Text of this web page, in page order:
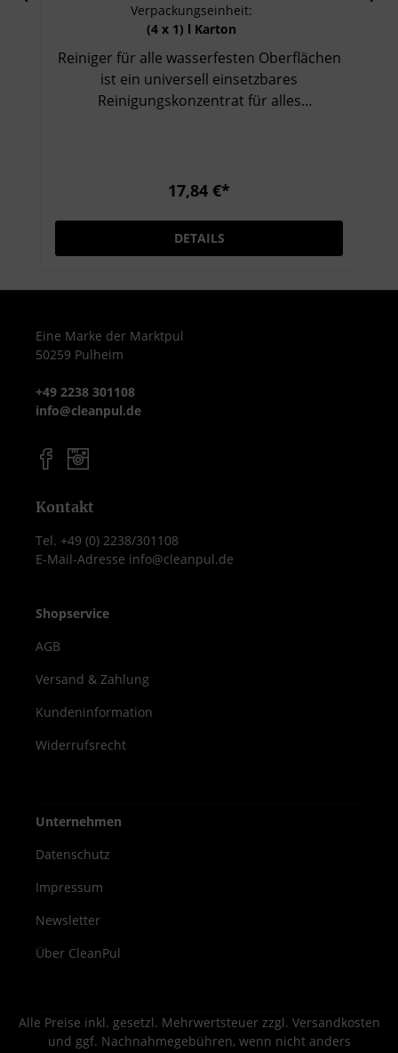
Verpackungseinheit:
(4 x 1) l Karton
Reiniger für alle wasserfesten Oberflächen
ist ein universell einsetzbares
Reinigungskonzentrat für alles
kraftvoll und schonend sorgt für
17,84 €*
DETAILS
Eine Marke der Marktpul
50259 Pulheim
+49 2238 301108
info@cleanpul.de
Kontakt
Tel. +49 (0) 2238/301108
E-Mail-Adresse info@cleanpul.de
Shopservice
AGB
Versand & Zahlung
Kundeninformation
Widerrufsrecht
Unternehmen
Datenschutz
Impressum
Newsletter
Über CleanPul
Alle Preise inkl. gesetzl. Mehrwertsteuer zzgl. Versandkosten
und ggf. Nachnahmegebühren, wenn nicht anders